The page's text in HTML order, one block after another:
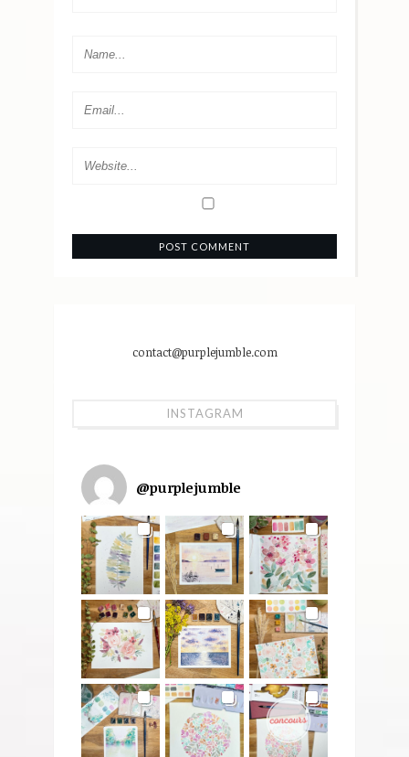
contact@purplejumble.com
INSTAGRAM
@purplejumble